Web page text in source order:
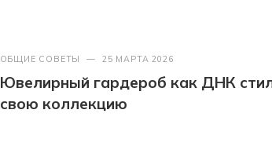
ОБЩИЕ СОВЕТЫ — 25 МАРТА 2026
Ювелирный гардероб как ДНК
свою коллекцию